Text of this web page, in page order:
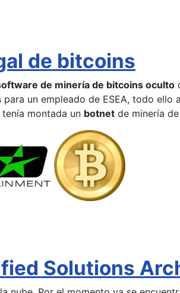
de bitcoins
de minería de bitcoins oculto
un empleado de ESEA, todo
montada un botnet de minería
Solutions